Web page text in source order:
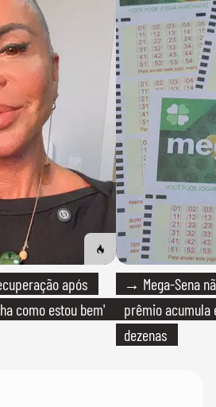
após
como estou bem'
→ Mega-Sena
prêmio acumula
dezenas